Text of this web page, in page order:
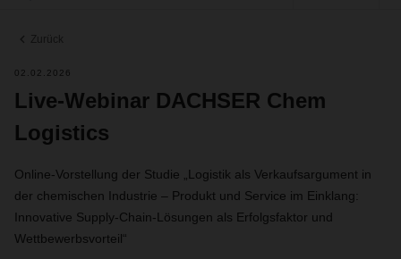
Zurück
02.02.2026
Live-Webinar DACHSER Chem
Logistics
Online-Vorstellung der Studie „Logistik als Verkaufsargument in
der chemischen Industrie – Produkt und Service im Einklang:
Innovative Supply-Chain-Lösungen als Erfolgsfaktor und
Wettbewerbsvorteil“